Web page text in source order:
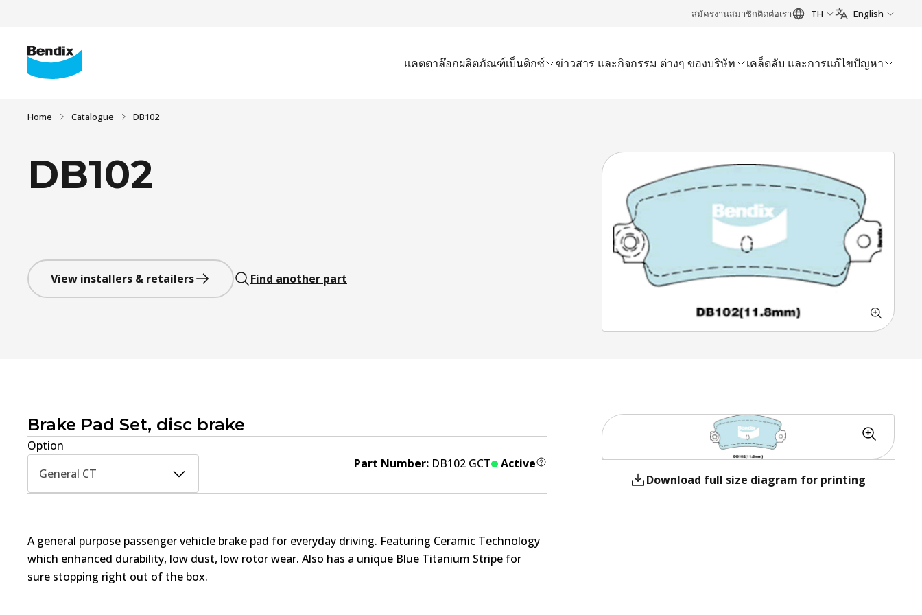
สมัครงานสมาชิกติดต่อเรา TH English
แคตตาล๊อกผลิตภัณฑ์เบ็นดิกซ์ ข่าวสาร และกิจกรรม ต่างๆ ของบริษัท เคล็ดลับ และการแก้ไขปัญหา
Home Catalogue DB102
DB102
View installers & retailers Find another part
Brake Pad Set, disc brake
Option
General CT
Part Number: DB102 GCT
Active
Download full size diagram for printing
A general purpose passenger vehicle brake pad for everyday driving. Featuring Ceramic Technology
which enhanced durability, low dust, low rotor wear. Also has a unique Blue Titanium Stripe for
sure stopping right out of the box.